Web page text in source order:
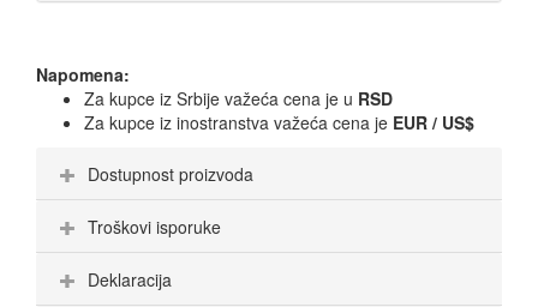
Napomena:
Za kupce iz Srbije važeća cena je u RSD
Za kupce iz inostranstva važeća cena je EUR / US$
Dostupnost proizvoda
Troškovi isporuke
Deklaracija